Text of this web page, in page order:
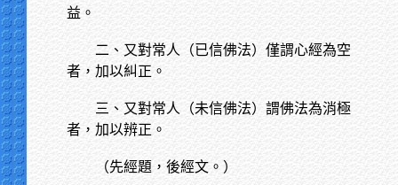
益。
二、又對常人（已信佛法）僅謂心經為空
者，加以糾正。
三、又對常人（未信佛法）謂佛法為消極
者，加以辨正。
（先經題，後經文。）